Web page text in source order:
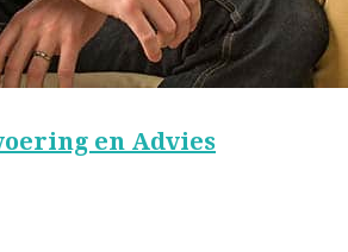
en Advies